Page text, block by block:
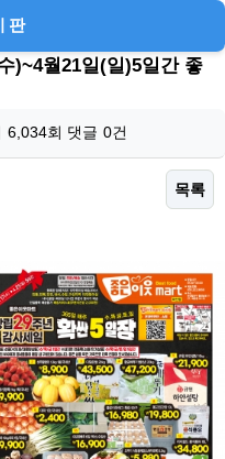
판
)~4월21일(일)5일간 좋
6,034회 댓글 0건
목록